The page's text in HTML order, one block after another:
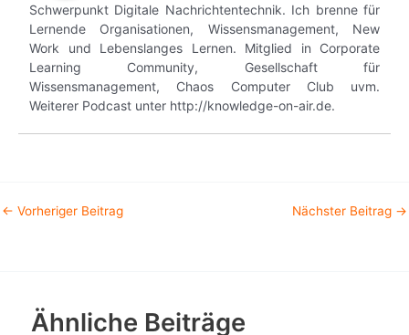
Schwerpunkt Digitale Nachrichtentechnik. Ich brenne für
Lernende Organisationen, Wissensmanagement, New
Work und Lebenslanges Lernen. Mitglied in Corporate
Learning Community, Gesellschaft für
Wissensmanagement, Chaos Computer Club uvm.
Weiterer Podcast unter http://knowledge-on-air.de.
← Vorheriger Beitrag Nächster Beitrag →
Ähnliche Beiträge